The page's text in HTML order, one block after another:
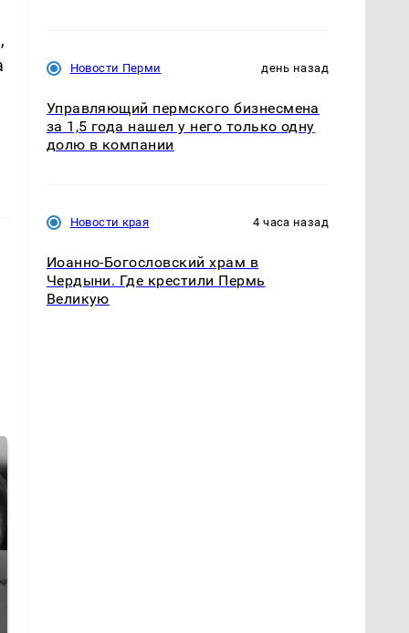
Новости Перми день назад
Управляющий пермского бизнесмена
за 1,5 года нашел у него только одну
долю в компании
Новости края 4 часа назад
Иоанно-Богословский храм в
Чердыни. Где крестили Пермь
Великую